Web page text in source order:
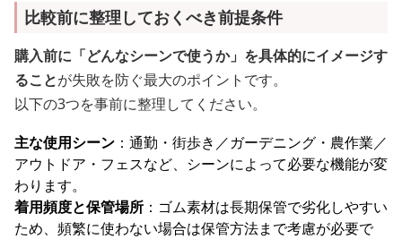
比較前に整理しておくべき前提条件
購入前に「どんなシーンで使うか」を具体的にイメージす
ることが失敗を防ぐ最大のポイントです。
以下の3つを事前に整理してください。
主な使用シーン ：通勤・街歩き／ガーデニング・農作業／
アウトドア・フェスなど、シーンによって必要な機能が変
わります。
着用頻度と保管場所 ：ゴム素材は長期保管で劣化しやすい
ため、頻繁に使わない場合は保管方法まで考慮が必要で